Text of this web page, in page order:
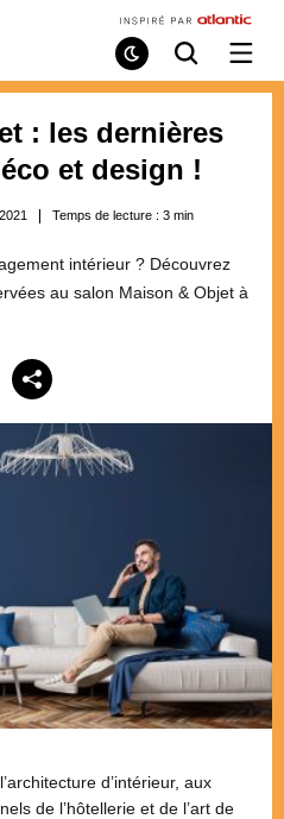
Mode
de
Recherche
/
: les dernières
et design !
Temps de lecture : 3 min
intérieur ? Découvrez
au salon Maison & Objet à
d’intérieur, aux
de l’hôtellerie et de l’art de